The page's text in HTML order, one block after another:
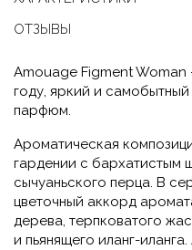
ОТЗЫВЫ
Amouage Figment Woman
году, яркий и
парфюм.
Ароматическая
гардении с бархатистым
сычуаньского перца. В
цветочный аккорд
дерева, терпковатого
и пьянящего иланг-